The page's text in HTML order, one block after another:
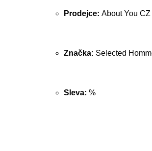
Prodejce: About You CZ
Značka: Selected
Sleva: %